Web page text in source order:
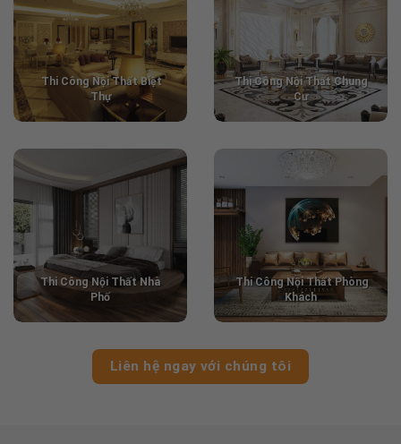
Thi Công Nội Thất Biệt
Thự
Thi CôngNội Thất Chung
Cư
Thi CôngNội Thất Nhà
Phố
Thi CôngNội Thất Phòng
Khách
Liên hệ ngay với chúng tôi